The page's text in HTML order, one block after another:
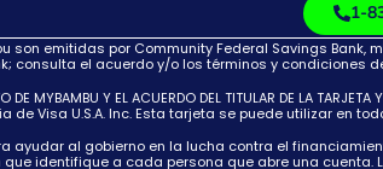
1-
emitidas por Community Federal Savings Bank,
consulta el acuerdo y/o los términos y condiciones
DE MYBAMBU Y EL ACUERDO DEL TITULAR DE LA
de Visa U.S.A. Inc. Esta tarjeta se puede utilizar en
Para ayudar al gobierno en la lucha contra el
identifique a cada persona que abre una